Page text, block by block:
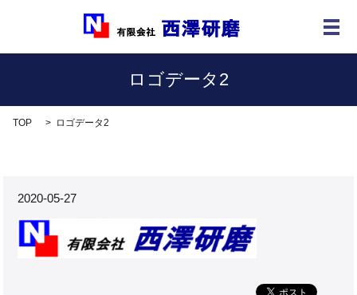
メ
ロゴデータ2
TOP ロゴデータ2
2020-05-27